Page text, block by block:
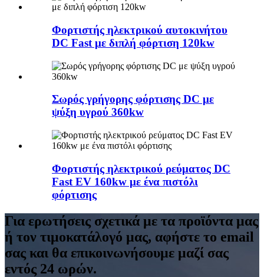
Φορτιστής ηλεκτρικού αυτοκινήτου
DC Fast με διπλή φόρτιση 120kw
Σωρός γρήγορης φόρτισης DC με
ψύξη υγρού 360kw
Φορτιστής ηλεκτρικού ρεύματος DC
Fast EV 160kw με ένα πιστόλι
φόρτισης
Για ερωτήσεις σχετικά με τα προϊόντα μας
ή τον τιμοκατάλογό μας, αφήστε το email
σας και θα επικοινωνήσουμε μαζί σας
εντός 24 ωρών.